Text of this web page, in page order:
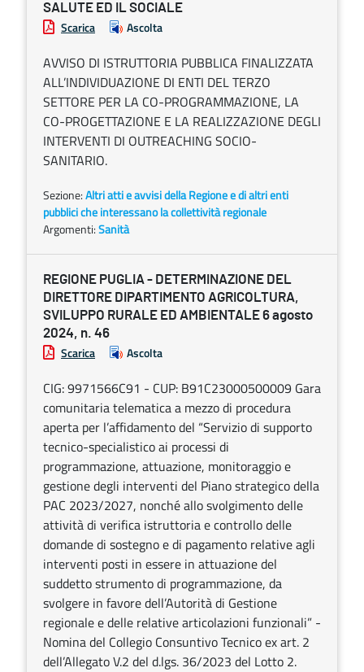
SALUTE ED IL SOCIALE
Scarica Ascolta
AVVISO DI ISTRUTTORIA PUBBLICA FINALIZZATA
ALL’INDIVIDUAZIONE DI ENTI DEL TERZO
SETTORE PER LA CO-PROGRAMMAZIONE, LA
CO-PROGETTAZIONE E LA REALIZZAZIONE DEGLI
INTERVENTI DI OUTREACHING SOCIO-
SANITARIO.
Sezione:Altri atti e avvisi della Regione e di altri enti
pubblici che interessano la collettività regionale
Argomenti:Sanità
REGIONE PUGLIA - DETERMINAZIONE DEL
DIRETTORE DIPARTIMENTO AGRICOLTURA,
SVILUPPO RURALE ED AMBIENTALE 6 agosto
2024, n. 46
Scarica Ascolta
CIG: 9971566C91 - CUP: B91C23000500009 Gara
comunitaria telematica a mezzo di procedura
aperta per l’affidamento del “Servizio di supporto
tecnico-specialistico ai processi di
programmazione, attuazione, monitoraggio e
gestione degli interventi del Piano strategico della
PAC 2023/2027, nonché allo svolgimento delle
attività di verifica istruttoria e controllo delle
domande di sostegno e di pagamento relative agli
interventi posti in essere in attuazione del
suddetto strumento di programmazione, da
svolgere in favore dell’Autorità di Gestione
regionale e delle relative articolazioni funzionali” -
Nomina del Collegio Consuntivo Tecnico ex art. 2
dell’Allegato V.2 del d.lgs. 36/2023 del Lotto 2.